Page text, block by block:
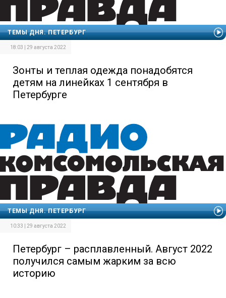
ТЕМЫ ДНЯ. ПЕТЕРБУРГ
18:03 | 29 августа 2022
Зонты и теплая одежда понадобятся
детям на линейках 1 сентября в
Петербурге
ТЕМЫ ДНЯ. ПЕТЕРБУРГ
10:33 | 29 августа 2022
Петербург – расплавленный. Август 2022
получился самым жарким за всю
историю